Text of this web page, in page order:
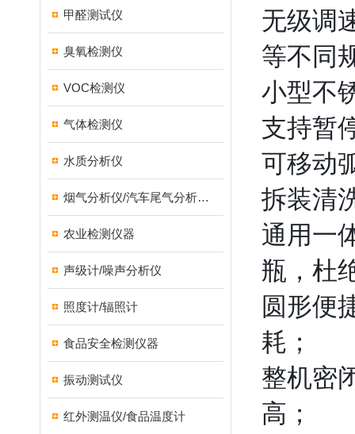
甲醛测试仪
臭氧检测仪
VOC检测仪
气体检测仪
水质分析仪
烟气分析仪/汽车尾气分析仪/转速表/汽车维修检测设备
农业检测仪器
声级计/噪声分析仪
照度计/辐照计
食品安全检测仪器
振动测试仪
红外测温仪/食品温度计
无级调
等不同
小型不
支持暂
可移动
拆装清
通用一
瓶，杜
圆形便
耗；
整机密
高；